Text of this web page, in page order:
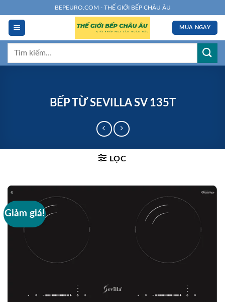
đến
dung
BEPEURO.COM - THẾ GIỚI BẾP CHÂU ÂU
MUA NGAY
Tìm
BẾP TỪ SEVILLA SV 135T
LỌC
Giảm giá!